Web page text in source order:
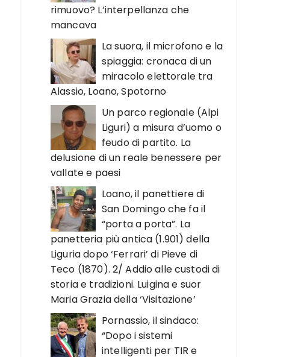
rimuovo? L’interpellanza che
mancava
La suora, il microfono e la
spiaggia: cronaca di un
miracolo elettorale tra
Alassio, Loano, Spotorno
Un parco regionale (Alpi
Liguri) a misura d’uomo o
feudo di partito. La
delusione di un reale benessere per
vallate e paesi
Loano, il panettiere di
San Domingo che fa il
“porta a porta”. La
panetteria più antica (1.901) della
Liguria dopo ‘Ferrari’ di Pieve di
Teco (1870). 2/ Addio alle custodi di
storia e tradizioni. Luigina e suor
Maria Grazia della ‘Visitazione’
Pornassio, il sindaco:
“Dopo i sistemi
intelligenti per TIR e